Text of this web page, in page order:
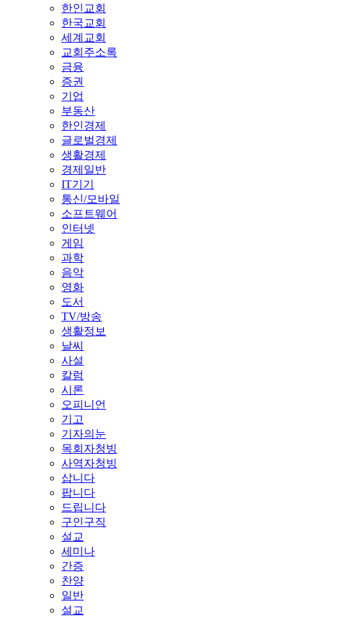
한인교회
한국교회
세계교회
교회주소록
금융
증권
기업
부동산
한인경제
글로벌경제
생활경제
경제일반
IT기기
통신/모바일
소프트웨어
인터넷
게임
과학
음악
영화
도서
TV/방송
생활정보
날씨
사설
칼럼
시론
오피니언
기고
기자의눈
목회자청빙
사역자청빙
삽니다
팝니다
드립니다
구인구직
설교
세미나
간증
찬양
일반
설교